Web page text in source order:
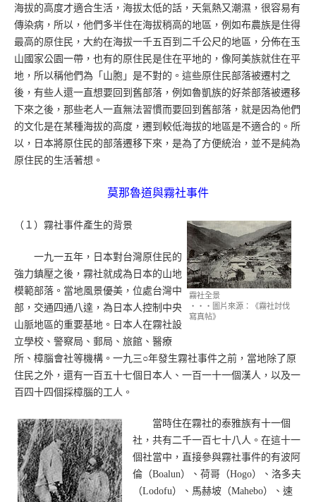
海拔的高度才適合生活，海拔太低的話，天氣熱又潮濕，很容易有
傳染病，所以，他們多半住在海拔稍高的地區，例如布農族是住得
最高的原住民，大約在海拔一千五百到二千公尺的地區，分佈在玉
山國家公園一帶，也有的原住民是住在平地的，像阿美族就住在平
地，所以稱他們為「山胞」是不對的。這些原住民部落被遷村之
後，有些人還一直想要回到舊部落，例如魯凱族的好茶部落被遷移
下來之後，那些老人一直無法習慣而要回到舊部落，就是因為他們
的文化是在某種海拔的高度，遷到較低海拔的地區是不適合的。所
以，日本將原住民的部落遷移下來，是為了方便統治，並不是純為
原住民的生活著想。
莫那魯道與霧社事件
霧社全景
‧‧‧圖片來源：《霧社討伐
寫真帖》
（１）霧社事件產生的背景
一九一五年，日本對台灣原住民的
強力鎮壓之後，霧社就成為日本的山地
模範部落。當地風景優美，位處台灣中
部，交通四通八達，為日本人控制中央
山脈地區的重要基地。日本人在霧社設
立學校、警察局、郵局、旅館、醫療
所、樟腦會社等機構。一九三○年發生霧社事件之前，當地除了原
住民之外，還有一百五十七個日本人、一百一十一個漢人，以及一
百四十四個採樟腦的工人。
當時住在霧社的泰雅族有十一個
社，共有二千一百七十八人。在這十一
個社當中，直接參與霧社事件的有波阿
倫（Boalun）、荷哥（Hogo）、洛多夫
（Lodofu）、馬赫坡（Mahebo）、速